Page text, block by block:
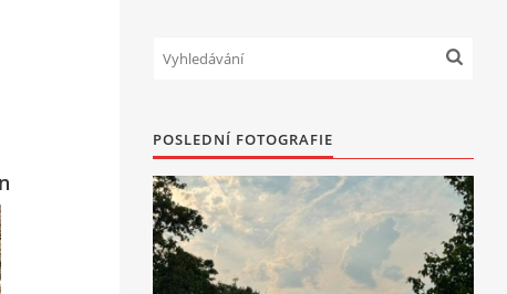
POSLEDNÍ FOTOGRAFIE